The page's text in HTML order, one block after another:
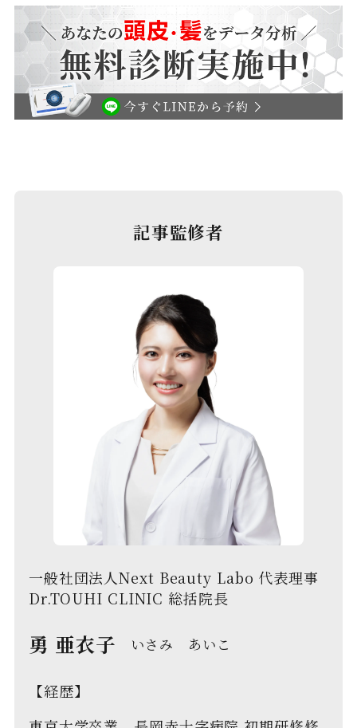
記事監修者
一般社団法人Next Beauty Labo 代表理事
Dr.TOUHI CLINIC 総括院長
勇 亜衣子 いさみ あいこ
【経歴】